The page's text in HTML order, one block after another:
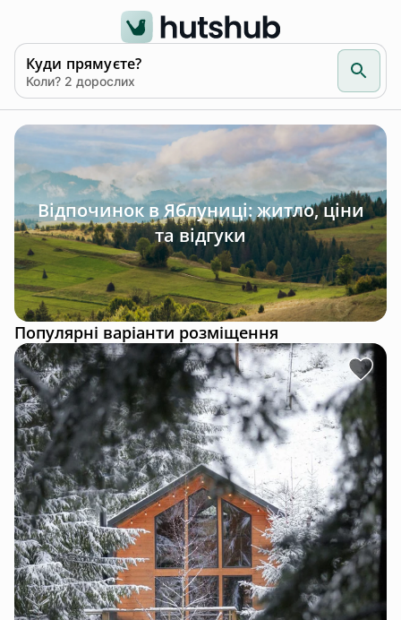
Куди прямуєте?
Коли? 2 дорослих
Відпочинок в Яблуниці: житло, ціни
та відгуки
Популярні варіанти розміщення